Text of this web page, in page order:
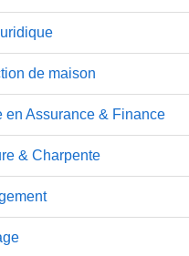
de maison
en Assurance & Finance
& Charpente